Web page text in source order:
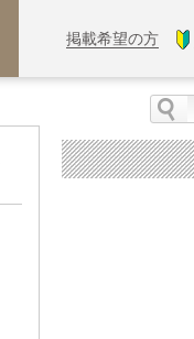
掲載希望の方